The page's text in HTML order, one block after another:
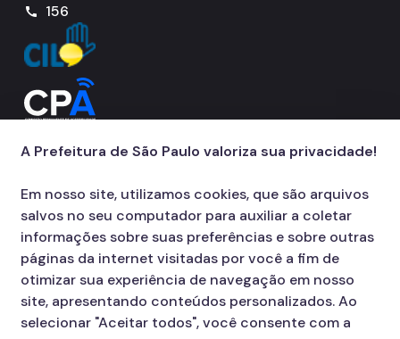
call 156
A Prefeitura de São Paulo valoriza sua privacidade!
Em nosso site, utilizamos cookies, que são arquivos
salvos no seu computador para auxiliar a coletar
informações sobre suas preferências e sobre outras
páginas da internet visitadas por você a fim de
otimizar sua experiência de navegação em nosso
site, apresentando conteúdos personalizados. Ao
selecionar "Aceitar todos", você consente com a